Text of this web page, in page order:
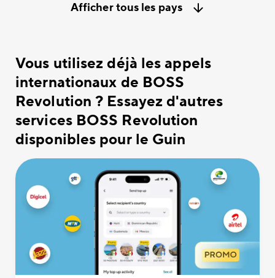
Afficher tous les pays
Vous utilisez déjà les appels
internationaux de BOSS
Revolution ? Essayez d'autres
services BOSS Revolution
disponibles pour le Guin